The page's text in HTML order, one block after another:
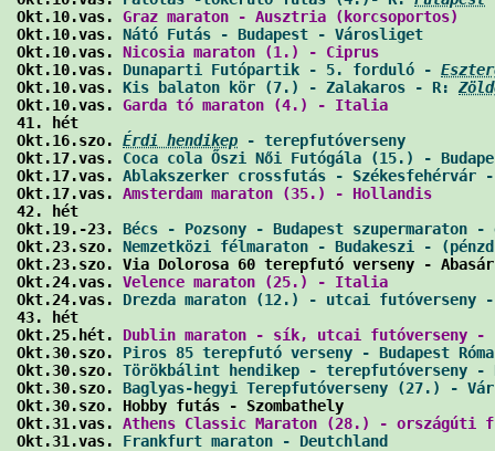
Okt.10.vas. Graz maraton - Ausztria (korcsoportos)
Okt.10.vas. Nátó Futás - Budapest - Városliget
Okt.10.vas. Nicosia maraton (1.) - Ciprus
Okt.10.vas. Dunaparti Futópartik - 5. forduló -
Okt.10.vas. Kis balaton kör (7.) - Zalakaros - R:
Okt.10.vas. Garda tó maraton (4.) - Italia
41. hét
Okt.16.szo. Érdi hendikep - terepfutóverseny
Okt.17.vas. Coca cola Őszi Női Futógála (15.) -
Okt.17.vas. Ablakszerker crossfutás - Székesfehérvár
Okt.17.vas. Amsterdam maraton (35.) - Hollandis
42. hét
Okt.19.-23. Bécs - Pozsony - Budapest
Okt.23.szo. Nemzetközi félmaraton - Budakeszi -
Okt.23.szo. Via Dolorosa 60 terepfutó
Okt.24.vas. Velence maraton (25.) - Italia
Okt.24.vas. Drezda maraton (12.) - utcai futóverseny -
43. hét
Okt.25.hét. Dublin maraton - sík, utcai futóverseny -
Okt.30.szo. Piros 85 terepfutó verseny - Budapest
Okt.30.szo. Törökbálint hendikep - terepfutóverseny
Okt.30.szo. Baglyas-hegyi Terepfutóverseny (27.) -
Okt.30.szo. Hobby futás - Szombathely
Okt.31.vas. Athens Classic Maraton (28.) - országúti
Okt.31.vas. Frankfurt maraton - Deutchland